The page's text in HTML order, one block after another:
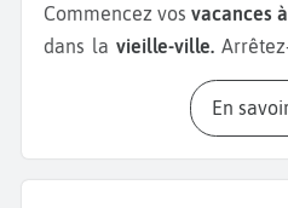
Commencez vos vacances
dans la vieille-ville.
avec la fontaine de
entourée par le Micalet,
Cathédrale de Valence,
Saint Calice, que
En